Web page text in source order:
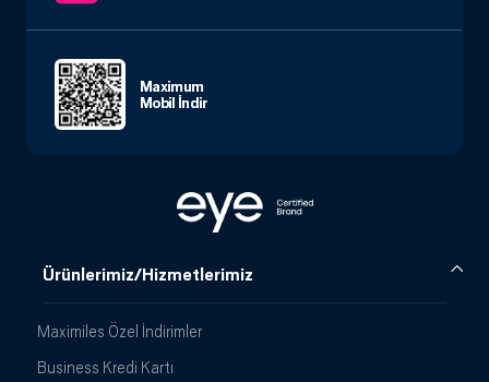
Ürünlerimiz/Hizmetlerimiz
Maximiles Özel İndirimler
Business Kredi Kartı
Maximum
Mobil İndir